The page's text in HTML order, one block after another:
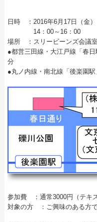
日時 ：2016年6月17日（金）
14：00～16：00
場所 ：スリービーンズ会議
●都営三田線・大江戸線「春
分
●丸ノ内線・南北線「後楽園
参加費 ：通常3000円（テキ
対象の方 ：ご興味のある方で